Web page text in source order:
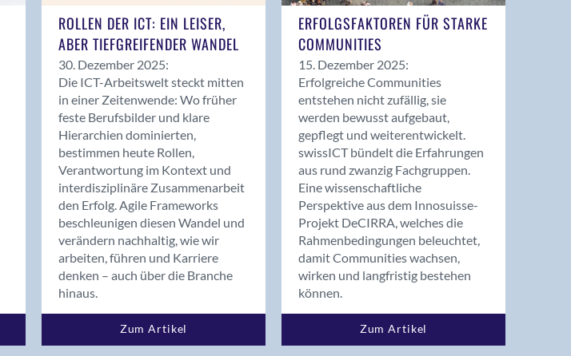
Balzers
Bassersdorf
Benken (SG)
Bergdietikon
Bern - Liebefeld
ROLLEN DER ICT: EIN LEISER,
ABER TIEFGREIFENDER WANDEL
30. Dezember 2025:
Die ICT-Arbeitswelt steckt mitten
in einer Zeitenwende: Wo früher
feste Berufsbilder und klare
Hierarchien dominierten,
bestimmen heute Rollen,
Verantwortung im Kontext und
interdisziplinäre Zusammenarbeit
den Erfolg. Agile Frameworks
beschleunigen diesen Wandel und
verändern nachhaltig, wie wir
arbeiten, führen und Karriere
denken – auch über die Branche
hinaus.
Zum Artikel
ERFOLGSFAKTOREN FÜR STARKE
COMMUNITIES
15. Dezember 2025:
Erfolgreiche Communities
entstehen nicht zufällig, sie
werden bewusst aufgebaut,
gepflegt und weiterentwickelt.
swissICT bündelt die Erfahrungen
aus rund zwanzig Fachgruppen.
Eine wissenschaftliche
Perspektive aus dem Innosuisse-
Projekt DeCIRRA, welches die
Rahmenbedingungen beleuchtet,
damit Communities wachsen,
wirken und langfristig bestehen
können.
Zum Artikel